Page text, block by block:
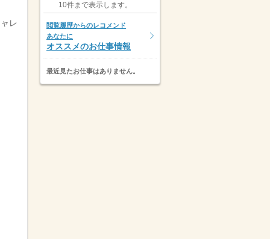
レ
10件まで表示します。
閲覧履歴からのレコメンド
あなたに
オススメのお仕事情報
最近見たお仕事はありません。